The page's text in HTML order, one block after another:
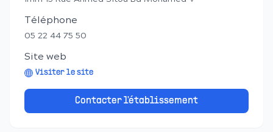
Téléphone
05 22 44 75 50
Site web
Visiter le site
Contacter l'établissement